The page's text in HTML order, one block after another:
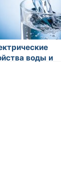
воды и